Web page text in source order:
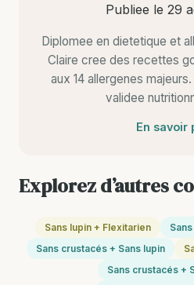
Publiee le 29
Diplomee en dietetique et
Claire cree des recettes
aux 14 allergenes
validee
En savoir
Explorez d’autres
Sans lupin + Flexitarien
Sans crustacés + Sans lupin
Sans crustacés +